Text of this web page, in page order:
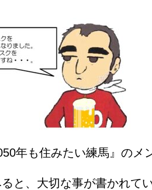
年も住みたい練馬』のメ
と、大切な事が書かれてい